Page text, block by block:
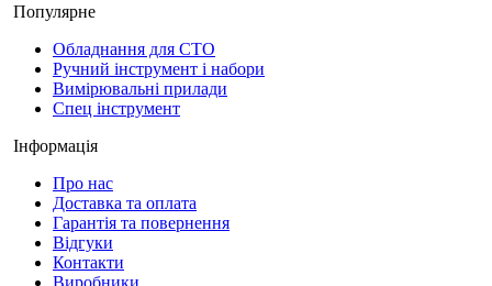
Популярне
Обладнання для СТО
Ручний інструмент і набори
Вимірювальні прилади
Спец інструмент
Інформація
Про нас
Доставка та оплата
Гарантія та повернення
Відгуки
Контакти
Виробники